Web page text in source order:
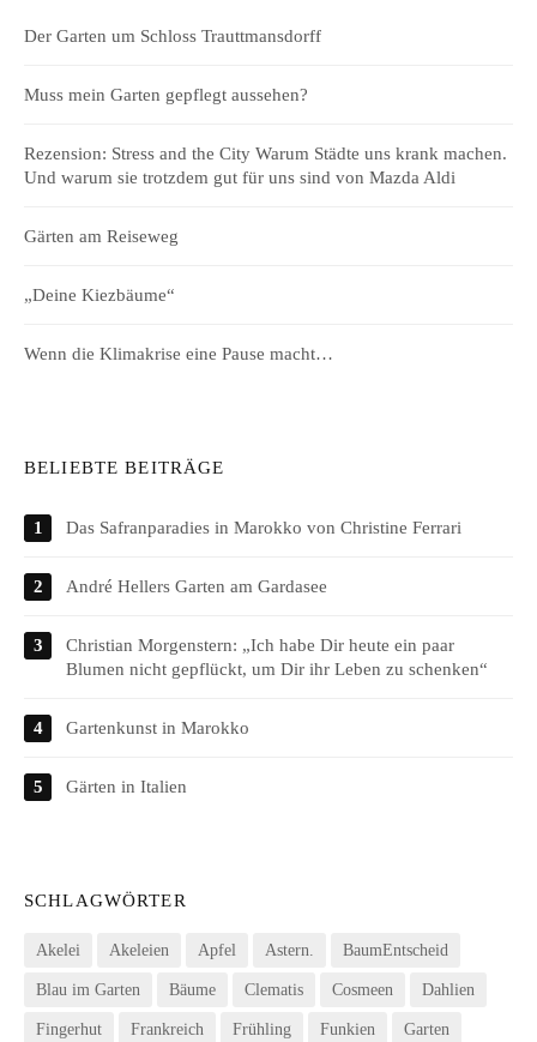
Der Garten um Schloss Trauttmansdorff
Muss mein Garten gepflegt aussehen?
Rezension: Stress and the City Warum Städte uns krank machen.
Und warum sie trotzdem gut für uns sind von Mazda Aldi
Gärten am Reiseweg
„Deine Kiezbäume“
Wenn die Klimakrise eine Pause macht…
BELIEBTE BEITRÄGE
Das Safranparadies in Marokko von Christine Ferrari
André Hellers Garten am Gardasee
Christian Morgenstern: „Ich habe Dir heute ein paar
Blumen nicht gepflückt, um Dir ihr Leben zu schenken“
Gartenkunst in Marokko
Gärten in Italien
SCHLAGWÖRTER
Akelei Akeleien Apfel Astern. BaumEntscheid
Blau im Garten Bäume Clematis Cosmeen Dahlien
Fingerhut Frankreich Frühling Funkien Garten